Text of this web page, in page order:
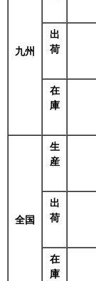
九州
出
荷
在
庫
全国
生
産
出
荷
在
庫